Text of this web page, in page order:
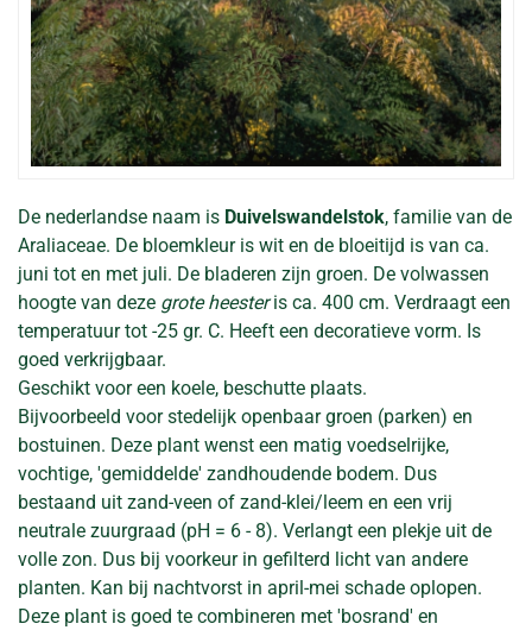
De nederlandse naam is Duivelswandelstok, familie van de
Araliaceae. De bloemkleur is wit en de bloeitijd is van ca.
juni tot en met juli. De bladeren zijn groen. De volwassen
hoogte van deze grote heesteris ca. 400 cm. Verdraagt een
temperatuur tot -25 gr. C. Heeft een decoratieve vorm. Is
goed verkrijgbaar.
Geschikt voor een koele, beschutte plaats.
Bijvoorbeeld voor stedelijk openbaar groen (parken) en
bostuinen. Deze plant wenst een matig voedselrijke,
vochtige, 'gemiddelde' zandhoudende bodem. Dus
bestaand uit zand-veen of zand-klei/leem en een vrij
neutrale zuurgraad (pH = 6 - 8). Verlangt een plekje uit de
volle zon. Dus bij voorkeur in gefilterd licht van andere
planten. Kan bij nachtvorst in april-mei schade oplopen.
Deze plant is goed te combineren met 'bosrand' en